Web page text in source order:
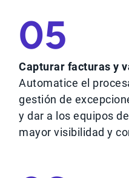
05
Capturar facturas y
Automatice el
gestión de
y dar a los equipos
mayor visibilidad y